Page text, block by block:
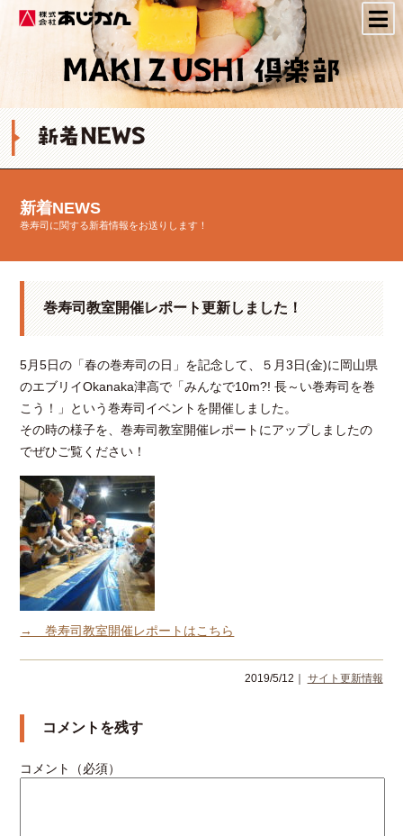
株式会社あじかん
新着NEWS
巻寿司に関する新着情報をお送りします！
巻寿司教室開催レポート更新しました！
5月5日の「春の巻寿司の日」を記念して、５月3日(金)に岡山県
のエブリイOkanaka津高で「みんなで10m?! 長～い巻寿司を巻
こう！」という巻寿司イベントを開催しました。
その時の様子を、巻寿司教室開催レポートにアップしましたの
でぜひご覧ください！
→ 巻寿司教室開催レポートはこちら
2019/5/12｜ サイト更新情報
コメントを残す
コメント（必須）